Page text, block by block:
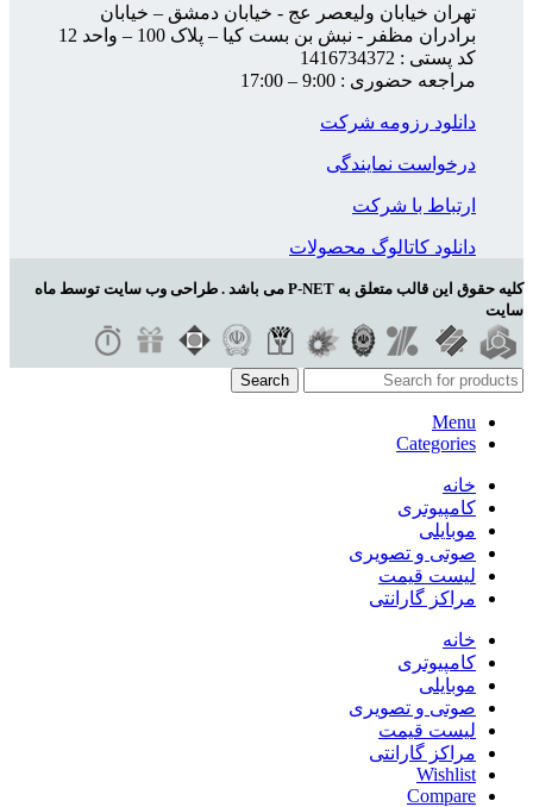
تهران خیابان ولیعصر عج - خیابان دمشق – خیابان
برادران مظفر - نبش بن بست کیا – پلاک 100 – واحد 12
کد پستی : 1416734372
مراجعه حضوری : 9:00 – 17:00
دانلود رزومه شرکت
درخواست نمایندگی
ارتباط با شرکت
دانلود کاتالوگ محصولات
کلیه حقوق این قالب متعلق به P-NET می باشد . طراحی وب سایت توسط ماه
سایت
Search
Menu
Categories
خانه
کامپیوتری
موبایلی
صوتی و تصویری
لیست قیمت
مراکز گارانتی
خانه
کامپیوتری
موبایلی
صوتی و تصویری
لیست قیمت
مراکز گارانتی
Wishlist
Compare